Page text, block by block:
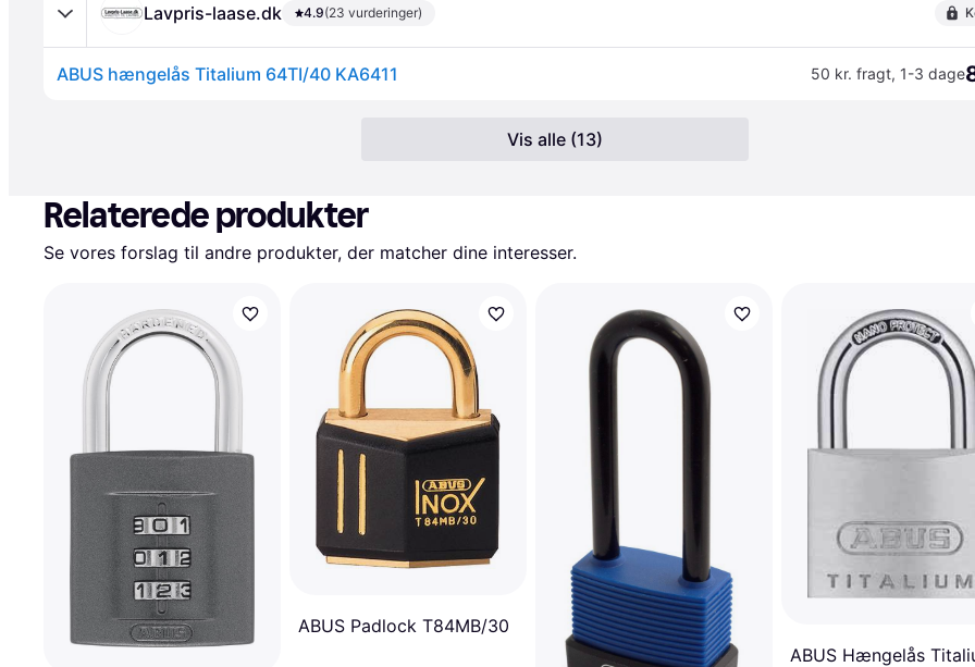
Lavpris-laase.dk 4.9(23 vurderinger)
ABUS hængelås Titalium 64TI/40 KA6411 50 kr. fragt, 1-3 dage
Vis alle (13)
Relaterede produkter
Se vores forslag til andre produkter, der matcher dine interesser.
ABUS Padlock T84MB/30
ABUS Hængelås